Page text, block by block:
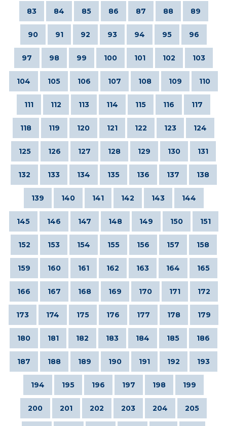
83 84 85 86 87 88 89
90 91 92 93 94 95 96
97 98 99 100 101 102 103
104 105 106 107 108 109 110
111 112 113 114 115 116 117
118 119 120 121 122 123 124
125 126 127 128 129 130 131
132 133 134 135 136 137 138
139 140 141 142 143 144
145 146 147 148 149 150 151
152 153 154 155 156 157 158
159 160 161 162 163 164 165
166 167 168 169 170 171 172
173 174 175 176 177 178 179
180 181 182 183 184 185 186
187 188 189 190 191 192 193
194 195 196 197 198 199
200 201 202 203 204 205